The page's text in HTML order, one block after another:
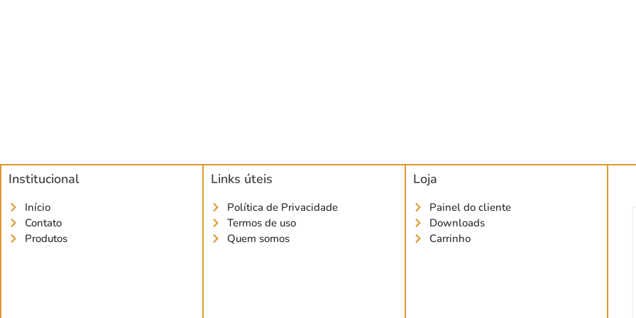
Institucional
Início
Contato
Produtos
Links úteis
Política de Privacidade
Termos de uso
Quem somos
Loja
Painel do cliente
Downloads
Carrinho